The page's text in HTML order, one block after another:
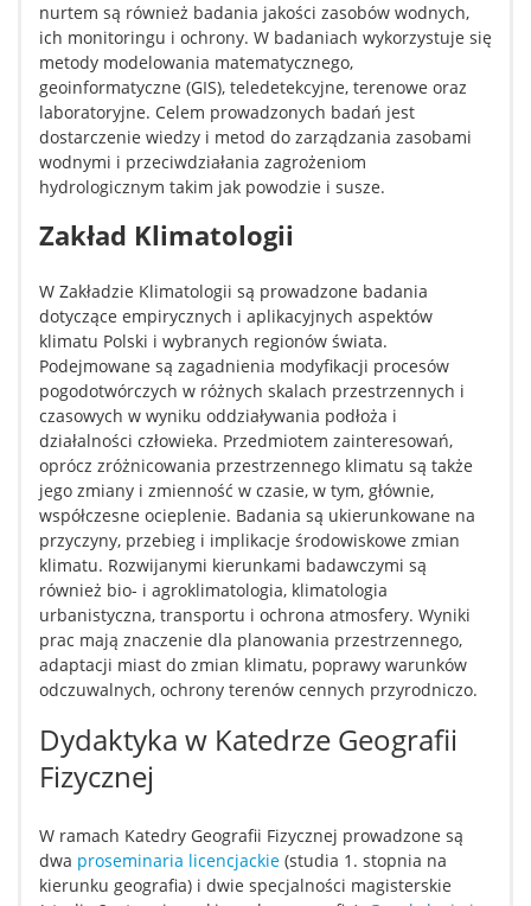
nurtem są również badania jakości zasobów wodnych,
ich monitoringu i ochrony. W badaniach wykorzystuje się
metody modelowania matematycznego,
geoinformatyczne (GIS), teledetekcyjne, terenowe oraz
laboratoryjne. Celem prowadzonych badań jest
dostarczenie wiedzy i metod do zarządzania zasobami
wodnymi i przeciwdziałania zagrożeniom
hydrologicznym takim jak powodzie i susze.
Zakład Klimatologii
W Zakładzie Klimatologii są prowadzone badania
dotyczące empirycznych i aplikacyjnych aspektów
klimatu Polski i wybranych regionów świata.
Podejmowane są zagadnienia modyfikacji procesów
pogodotwórczych w różnych skalach przestrzennych i
czasowych w wyniku oddziaływania podłoża i
działalności człowieka. Przedmiotem zainteresowań,
oprócz zróżnicowania przestrzennego klimatu są także
jego zmiany i zmienność w czasie, w tym, głównie,
współczesne ocieplenie. Badania są ukierunkowane na
przyczyny, przebieg i implikacje środowiskowe zmian
klimatu. Rozwijanymi kierunkami badawczymi są
również bio- i agroklimatologia, klimatologia
urbanistyczna, transportu i ochrona atmosfery. Wyniki
prac mają znaczenie dla planowania przestrzennego,
adaptacji miast do zmian klimatu, poprawy warunków
odczuwalnych, ochrony terenów cennych przyrodniczo.
Dydaktyka w Katedrze Geografii
Fizycznej
W ramach Katedry Geografii Fizycznej prowadzone są
dwa proseminaria licencjackie (studia 1. stopnia na
kierunku geografia) i dwie specjalności magisterskie